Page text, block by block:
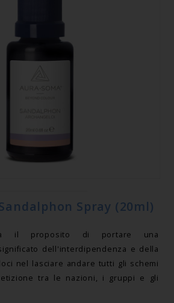
Spray (20ml)
il proposito di portare una
dell'interdipendenza e della
nel lasciare andare tutti gli schemi
tra le nazioni, i gruppi e gli